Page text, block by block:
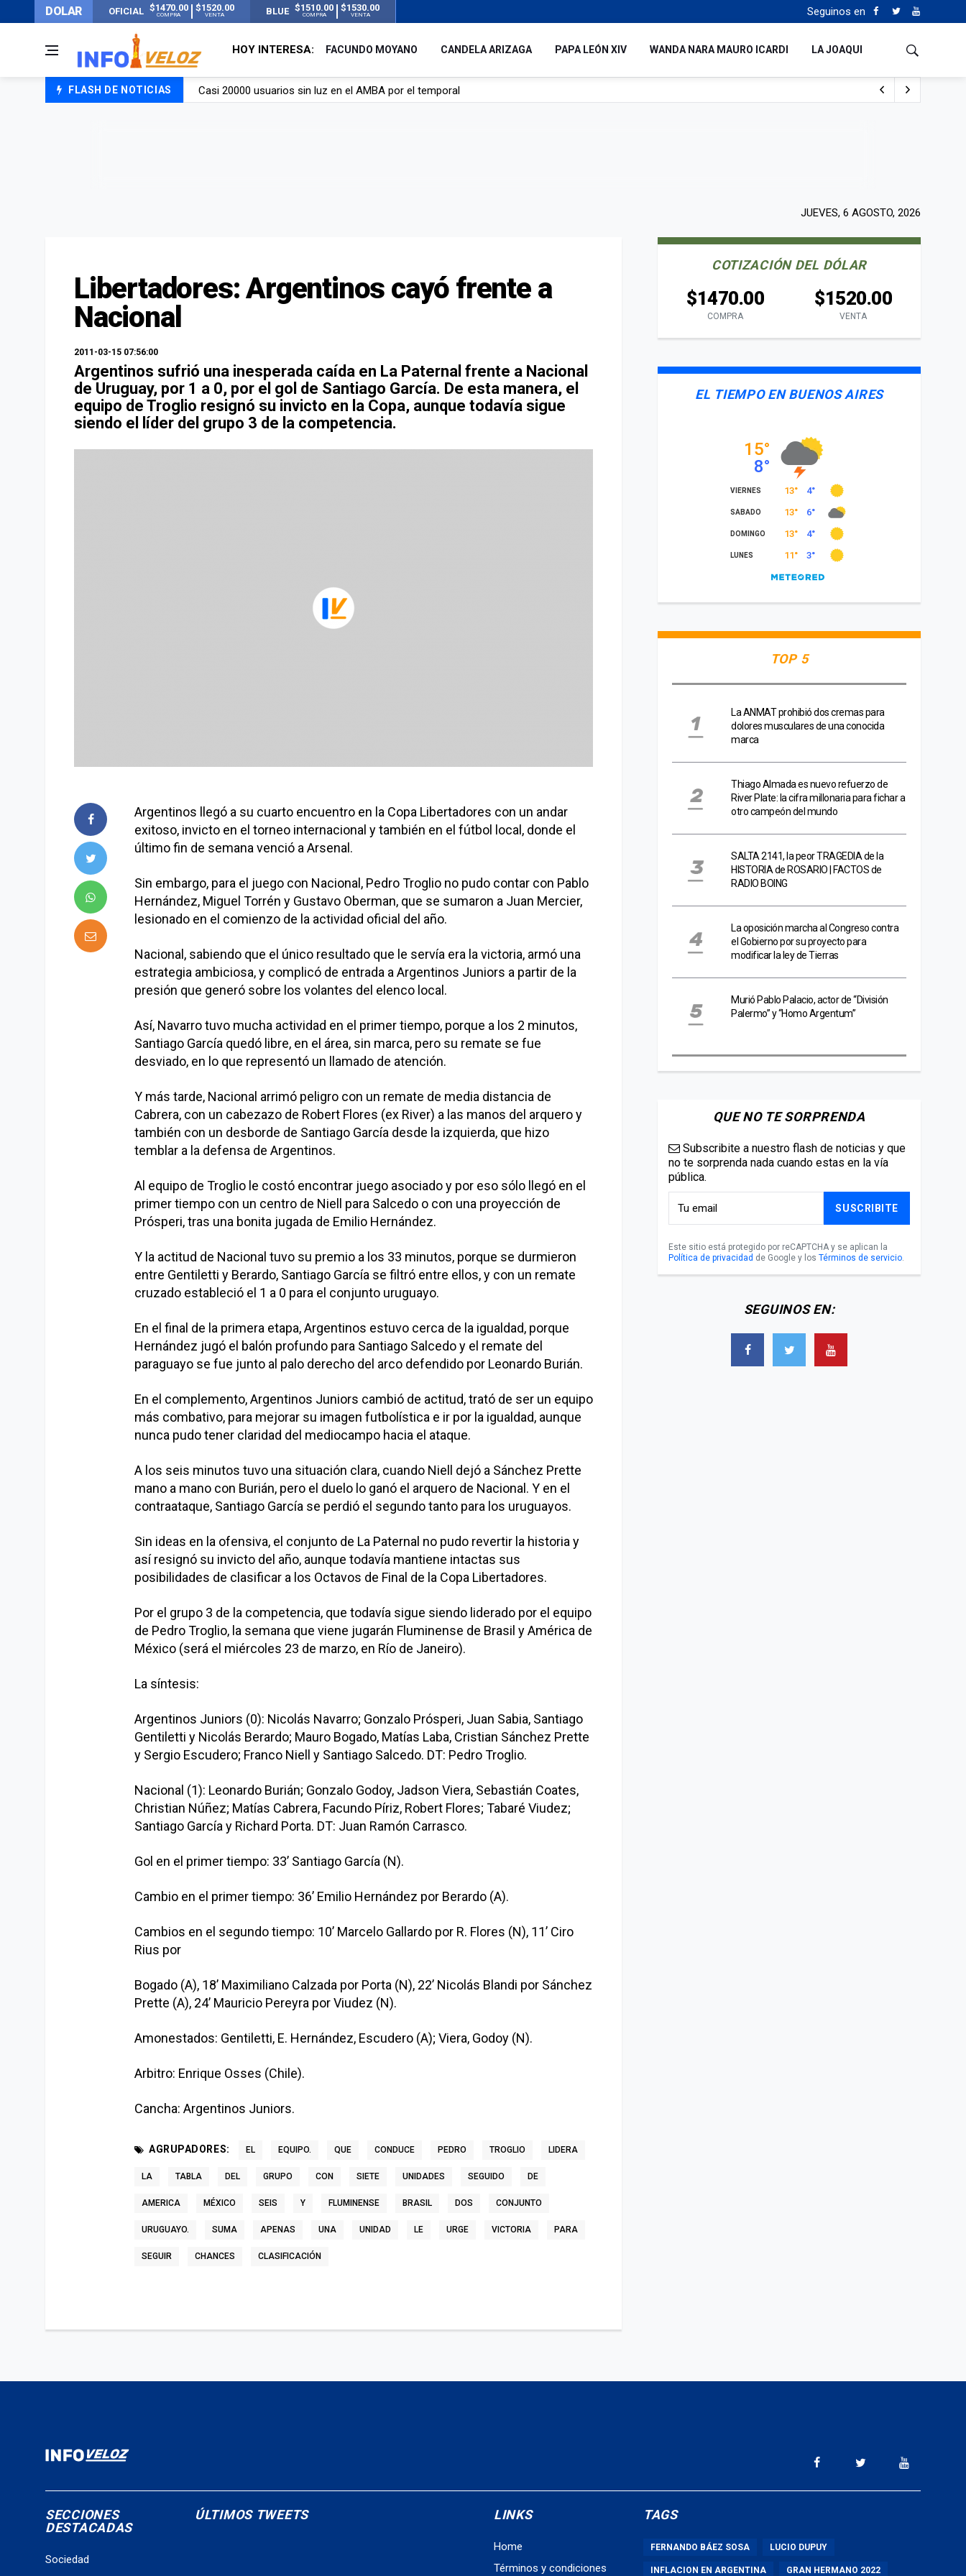
DOLAR OFICIAL $1470.00
COMPRA
$1520.00
VENTA BLUE $1510.00
COMPRA
$1530.00
VENTA Seguinos en
HOY INTERESA: FACUNDO MOYANO CANDELA ARIZAGA PAPA LEÓN XIV WANDA NARA MAURO ICARDI LA JOAQUI
FLASH DE NOTICIAS
Candela Arizaga rompió el silencio tras el incidente con Facundo Moyano: “Tengo errores como cualquiera”
JUEVES, 6 AGOSTO, 2026
Libertadores: Argentinos cayó frente a
Nacional
2011-03-15 07:56:00
Argentinos sufrió una inesperada caída en La Paternal frente a Nacional
de Uruguay, por 1 a 0, por el gol de Santiago García. De esta manera, el
equipo de Troglio resignó su invicto en la Copa, aunque todavía sigue
siendo el líder del grupo 3 de la competencia.
Argentinos llegó a su cuarto encuentro en la Copa Libertadores con un andar
exitoso, invicto en el torneo internacional y también en el fútbol local, donde el
último fin de semana venció a Arsenal.
Sin embargo, para el juego con Nacional, Pedro Troglio no pudo contar con Pablo
Hernández, Miguel Torrén y Gustavo Oberman, que se sumaron a Juan Mercier,
lesionado en el comienzo de la actividad oficial del año.
Nacional, sabiendo que el único resultado que le servía era la victoria, armó una
estrategia ambiciosa, y complicó de entrada a Argentinos Juniors a partir de la
presión que generó sobre los volantes del elenco local.
Así, Navarro tuvo mucha actividad en el primer tiempo, porque a los 2 minutos,
Santiago García quedó libre, en el área, sin marca, pero su remate se fue
desviado, en lo que representó un llamado de atención.
Y más tarde, Nacional arrimó peligro con un remate de media distancia de
Cabrera, con un cabezazo de Robert Flores (ex River) a las manos del arquero y
también con un desborde de Santiago García desde la izquierda, que hizo
temblar a la defensa de Argentinos.
Al equipo de Troglio le costó encontrar juego asociado y por eso sólo llegó en el
primer tiempo con un centro de Niell para Salcedo o con una proyección de
Prósperi, tras una bonita jugada de Emilio Hernández.
Y la actitud de Nacional tuvo su premio a los 33 minutos, porque se durmieron
entre Gentiletti y Berardo, Santiago García se filtró entre ellos, y con un remate
cruzado estableció el 1 a 0 para el conjunto uruguayo.
En el final de la primera etapa, Argentinos estuvo cerca de la igualdad, porque
Hernández jugó el balón profundo para Santiago Salcedo y el remate del
paraguayo se fue junto al palo derecho del arco defendido por Leonardo Burián.
En el complemento, Argentinos Juniors cambió de actitud, trató de ser un equipo
más combativo, para mejorar su imagen futbolística e ir por la igualdad, aunque
nunca pudo tener claridad del mediocampo hacia el ataque.
A los seis minutos tuvo una situación clara, cuando Niell dejó a Sánchez Prette
mano a mano con Burián, pero el duelo lo ganó el arquero de Nacional. Y en el
contraataque, Santiago García se perdió el segundo tanto para los uruguayos.
Sin ideas en la ofensiva, el conjunto de La Paternal no pudo revertir la historia y
así resignó su invicto del año, aunque todavía mantiene intactas sus
posibilidades de clasificar a los Octavos de Final de la Copa Libertadores.
Por el grupo 3 de la competencia, que todavía sigue siendo liderado por el equipo
de Pedro Troglio, la semana que viene jugarán Fluminense de Brasil y América de
México (será el miércoles 23 de marzo, en Río de Janeiro).
La síntesis:
Argentinos Juniors (0): Nicolás Navarro; Gonzalo Prósperi, Juan Sabia, Santiago
Gentiletti y Nicolás Berardo; Mauro Bogado, Matías Laba, Cristian Sánchez Prette
y Sergio Escudero; Franco Niell y Santiago Salcedo. DT: Pedro Troglio.
Nacional (1): Leonardo Burián; Gonzalo Godoy, Jadson Viera, Sebastián Coates,
Christian Núñez; Matías Cabrera, Facundo Píriz, Robert Flores; Tabaré Viudez;
Santiago García y Richard Porta. DT: Juan Ramón Carrasco.
Gol en el primer tiempo: 33’ Santiago García (N).
Cambio en el primer tiempo: 36’ Emilio Hernández por Berardo (A).
Cambios en el segundo tiempo: 10’ Marcelo Gallardo por R. Flores (N), 11’ Ciro
Rius por
Bogado (A), 18’ Maximiliano Calzada por Porta (N), 22’ Nicolás Blandi por Sánchez
Prette (A), 24’ Mauricio Pereyra por Viudez (N).
Amonestados: Gentiletti, E. Hernández, Escudero (A); Viera, Godoy (N).
Arbitro: Enrique Osses (Chile).
Cancha: Argentinos Juniors.
AGRUPADORES: EL EQUIPO. QUE CONDUCE PEDRO TROGLIO LIDERA
LA TABLA DEL GRUPO CON SIETE UNIDADES SEGUIDO DE
AMERICA MÉXICO SEIS Y FLUMINENSE BRASIL DOS CONJUNTO
URUGUAYO. SUMA APENAS UNA UNIDAD LE URGE VICTORIA PARA
SEGUIR CHANCES CLASIFICACIÓN
COTIZACIÓN DEL DÓLAR
$1470.00
COMPRA
$1520.00
VENTA
EL TIEMPO EN BUENOS AIRES
TOP 5
La ANMAT prohibió dos cremas para
dolores musculares de una conocida
marca
Thiago Almada es nuevo refuerzo de
River Plate: la cifra millonaria para fichar a
otro campeón del mundo
SALTA 2141, la peor TRAGEDIA de la
HISTORIA de ROSARIO | FACTOS de
RADIO BOING
La oposición marcha al Congreso contra
el Gobierno por su proyecto para
modificar la ley de Tierras
Murió Pablo Palacio, actor de “División
Palermo” y “Homo Argentum”
QUE NO TE SORPRENDA
Subscribite a nuestro flash de noticias y que
no te sorprenda nada cuando estas en la vía
pública.
SUSCRIBITE
Este sitio está protegido por reCAPTCHA y se aplican la
Política de privacidad de Google y los Términos de servicio.
SEGUINOS EN:
SECCIONES
DESTACADAS
Sociedad
ÚLTIMOS TWEETS LINKS
Home
Términos y condiciones
TAGS
FERNANDO BÁEZ SOSA LUCIO DUPUY
INFLACION EN ARGENTINA GRAN HERMANO 2022